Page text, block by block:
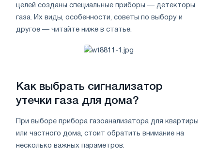
целей созданы специальные приборы — детекторы
газа. Их виды, особенности, советы по выбору и
другое — читайте ниже в статье.
Как выбрать сигнализатор
утечки газа для дома?
При выборе прибора газоанализатора для квартиры
или частного дома, стоит обратить внимание на
несколько важных параметров: